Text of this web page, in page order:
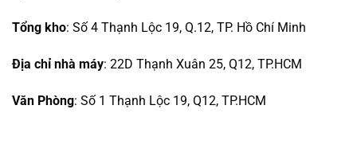
Tổng kho: Số 4 Thạnh Lộc 19, Q.12, TP. Hồ Chí Minh
Địa chỉ nhà máy: 22D Thạnh Xuân 25, Q12, TP.HCM
Văn Phòng: Số 1 Thạnh Lộc 19, Q12, TP.HCM